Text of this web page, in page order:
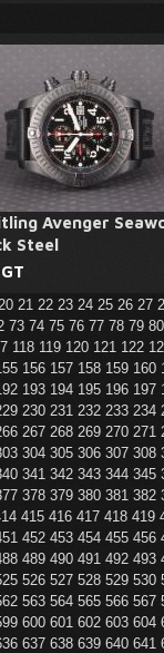
Avenger
Steel
21 22 23 24 25 26 27
73 74 75 76 77 78 79
118 119 120 121 122
156 157 158 159 160
193 194 195 196 197
230 231 232 233 234
267 268 269 270 271
304 305 306 307 308
341 342 343 344 345
378 379 380 381 382
415 416 417 418 419
452 453 454 455 456
489 490 491 492 493
526 527 528 529 530
563 564 565 566 567
600 601 602 603 604
637 638 639 640 641